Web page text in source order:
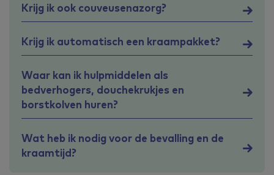
Krijg ik ook couveusenazorg?
Krijg ik automatisch een kraampakket?
Waar kan ik hulpmiddelen als
bedverhogers, douchekrukjes en
borstkolven huren?
Wat heb ik nodig voor de bevalling en de
kraamtijd?